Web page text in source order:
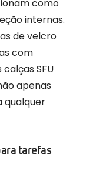
como
internas.
de velcro
com
SFU
apenas
qualquer
tarefas